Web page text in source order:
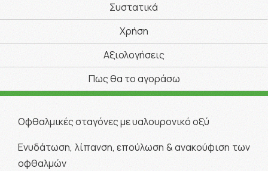
Συστατικά
Χρήση
Αξιολογήσεις
Πως θα το αγοράσω
Οφθαλμικές σταγόνες με υαλουρονικό οξύ
Ενυδάτωση, λίπανση, επούλωση & ανακούφιση των
οφθαλμών